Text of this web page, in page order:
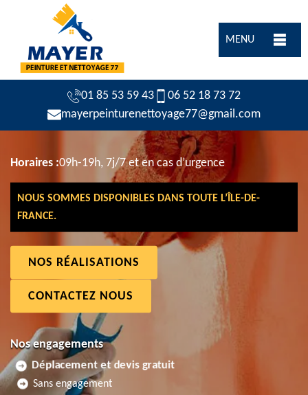
MENU
01 85 53 59 43
06 52 18 73 72
mayerpeinturenettoyage77@gmail.com
Horaires :09h-19h, 7j/7 et en cas d’urgence
NOUS SOMMES DISPONIBLES DANS TOUTE L’ÎLE-DE-
FRANCE.
NOS RÉALISATIONS
CONTACTEZ NOUS
Nos engagements
Déplacement et devis gratuit
Sans engagement